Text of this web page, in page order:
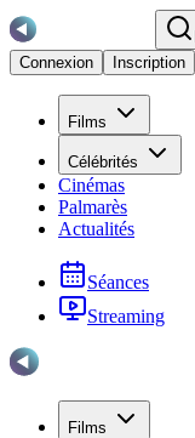
Connexion
Inscription
Films
Célébrités
Cinémas
Palmarès
Actualités
Séances
Streaming
Films